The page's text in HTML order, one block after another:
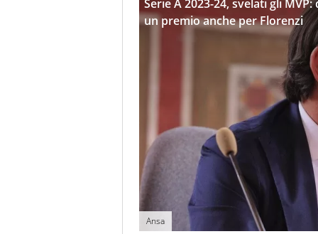
Serie A 2023-24, svelati gli
un premio anche per Florenzi
Ansa